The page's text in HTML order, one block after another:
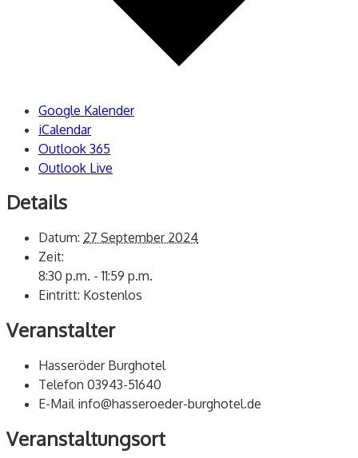
Google Kalender
iCalendar
Outlook 365
Outlook Live
Details
Datum: 27 September 2024
Zeit:
8:30 p.m. - 11:59 p.m.
Eintritt: Kostenlos
Veranstalter
Hasseröder Burghotel
Telefon 03943-51640
E-Mail info@hasseroeder-burghotel.de
Veranstaltungsort